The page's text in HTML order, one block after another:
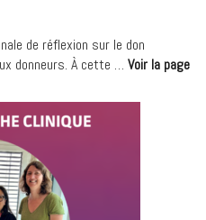
de réflexion sur le don
donneurs. À cette … Voir la page«